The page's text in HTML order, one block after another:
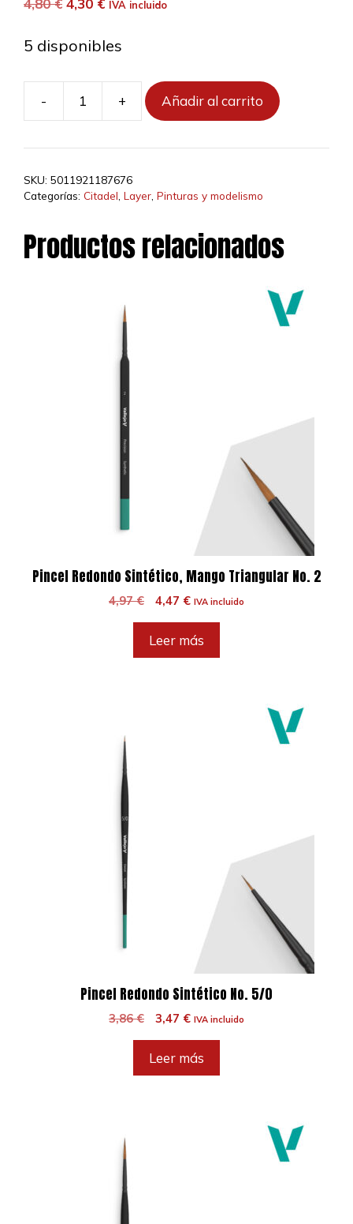
4,80€
original
4,80 €.
4,30 €
actual
4,30 €.
IVA incluido
5 disponibles
-
Layer:
Alloy
cantidad
+ Añadir al carrito
SKU: 5011921187676
Categorías: Citadel Layer Pinturas y modelismo
Productos relacionados
Pincel Redondo Sintético, Mango Triangular No. 2
4,97€
El
original
era:
4,47 €El
actual
es:
IVA incluido
Leer más
Pincel Redondo Sintético No. 5/0
3,86€
El
original
era:
3,47 €El
actual
es:
IVA incluido
Leer más